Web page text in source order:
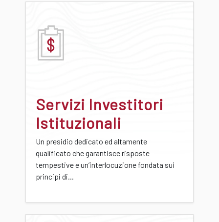
Servizi Investitori
Istituzionali
Un presidio dedicato ed altamente
qualificato che garantisce risposte
tempestive e un’interlocuzione fondata sui
principi di...